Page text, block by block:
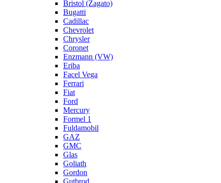
Bristol (Zagato)
Bugatti
Cadillac
Chevrolet
Chrysler
Coronet
Enzmann (VW)
Eriba
Facel Vega
Ferrari
Fiat
Ford
Mercury
Formel 1
Fuldamobil
GAZ
GMC
Glas
Goliath
Gordon
Gutbrod